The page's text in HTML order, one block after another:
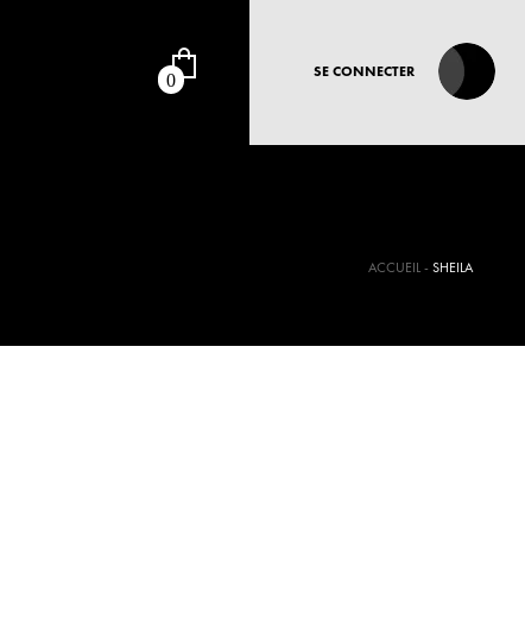
0 SE CONNECTER
ACCUEIL SHEILA